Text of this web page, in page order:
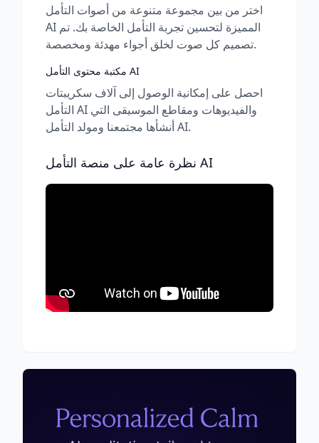
اختر من بين مجموعة متنوعة من أصوات التأمل
AI المميزة لتحسين تجربة التأمل الخاصة بك. تم
تصميم كل صوت لخلق أجواء مهدئة ومخصصة.
مكتبة محتوى التأمل AI
احصل على إمكانية الوصول إلى آلاف سكريبتات
التأمل AI والفيديوهات ومقاطع الموسيقى التي
أنشأها مجتمعنا ومولد التأمل AI.
نظرة عامة على منصة التأمل AI